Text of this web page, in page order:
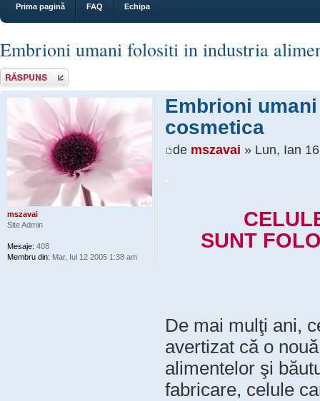
Prima pagină FAQ Echipa
Embrioni umani folositi in industria
Răspunde
Embrioni
cosmetica
de mszavai » Lun, Ian
.
SUNT
De mai mulţi ani,
avertizat că o
alimentelor şi
fabricare, celule
mszavai
Site Admin
Mesaje: 408
Membru din: Mar, Iul 12 2005 1:38 am